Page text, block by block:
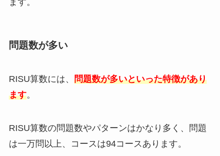
問題数が多い
RISU算数には、 問題数が多いといった特徴があり
ます。
RISU算数の問題数やパターンはかなり多く、問題
は一万問以上、コースは94コースあります。